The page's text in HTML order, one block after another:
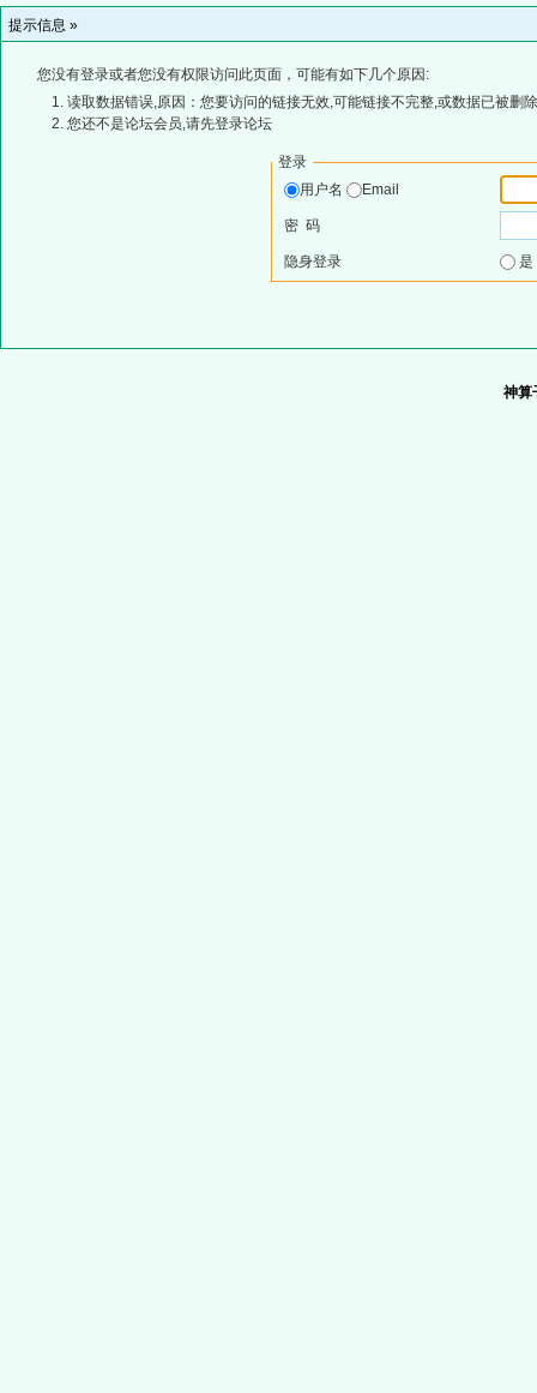
提示信息 »
您没有登录或者您没有权限访问此页面，可能有如下几个原因:
读取数据错误,原因：您要访问的链接无效,可能链接不完整,或数据已被删
您还不是论坛会员,请先登录论坛
登录
用户名
Email
密 码
隐身登录
神算